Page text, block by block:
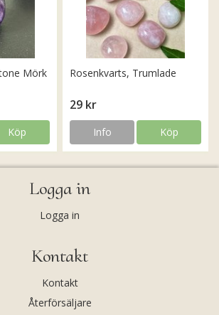
Mörk
Köp
Rosenkvarts, Trumlade
29 kr
Info Köp
Logga in
Logga in
Kontakt
Kontakt
Återförsäljare